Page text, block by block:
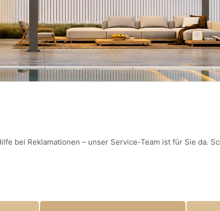
bei Reklamationen – unser Service-Team ist für Sie da.